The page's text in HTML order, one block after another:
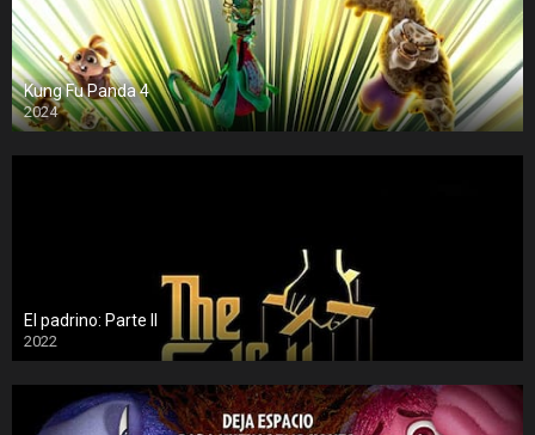
Kung Fu Panda 4
2024
El padrino: Parte II
2022